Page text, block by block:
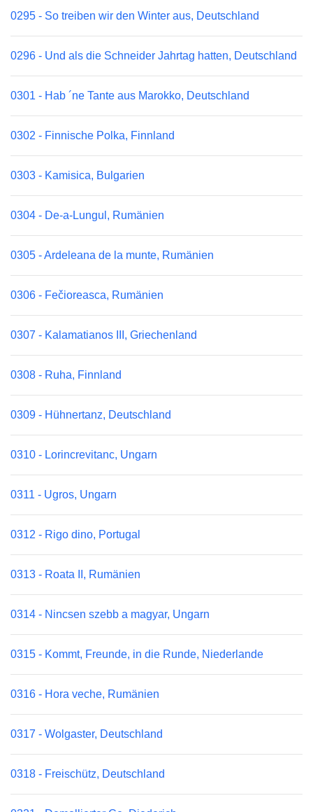
0295 - So treiben wir den Winter aus, Deutschland
0296 - Und als die Schneider Jahrtag hatten, Deutschland
0301 - Hab ´ne Tante aus Marokko, Deutschland
0302 - Finnische Polka, Finnland
0303 - Kamisica, Bulgarien
0304 - De-a-Lungul, Rumänien
0305 - Ardeleana de la munte, Rumänien
0306 - Fečioreasca, Rumänien
0307 - Kalamatianos III, Griechenland
0308 - Ruha, Finnland
0309 - Hühnertanz, Deutschland
0310 - Lorincrevitanc, Ungarn
0311 - Ugros, Ungarn
0312 - Rigo dino, Portugal
0313 - Roata II, Rumänien
0314 - Nincsen szebb a magyar, Ungarn
0315 - Kommt, Freunde, in die Runde, Niederlande
0316 - Hora veche, Rumänien
0317 - Wolgaster, Deutschland
0318 - Freischütz, Deutschland